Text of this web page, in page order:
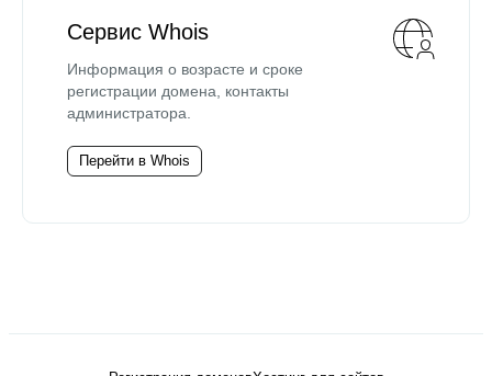
Сервис Whois
Информация о возрасте и сроке
регистрации домена, контакты
администратора.
Перейти в Whois